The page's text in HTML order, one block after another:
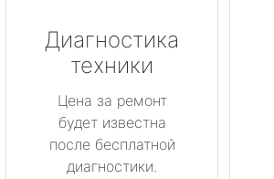
Диагностика
техники
Цена за ремонт
будет известна
после бесплатной
диагностики.